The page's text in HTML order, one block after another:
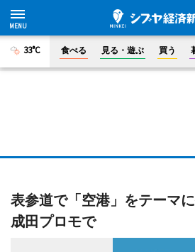
33°C 食べる 見る・遊ぶ 買う
表参道で「空港」をテーマ
成田プロモで